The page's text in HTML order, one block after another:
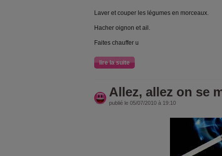
Laver et couper les légumes en morceaux.
Hacher oignon et ail.
Faites chauffer u
lire la suite
Allez, allez on se
publié le 05/07/2010 à 19:10